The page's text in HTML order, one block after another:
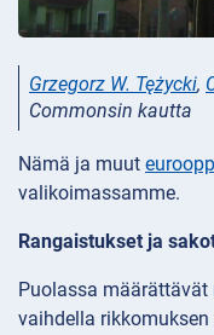
Grzegorz W. Tężycki,
Commonsin kautta
Nämä ja muut
valikoimassamme.
Rangaistukset ja
Puolassa
vaihdella